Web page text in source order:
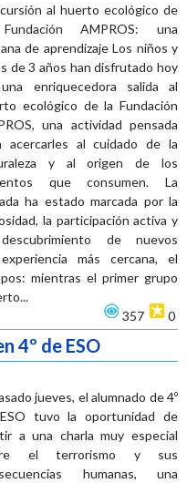
al huerto ecológico de
AMPROS: una
de aprendizaje Los niños y
de 3 años han disfrutado hoy
enriquecedora salida al
ecológico de la Fundación
una actividad pensada
acercarles al cuidado de la
y al origen de los
que consumen. La
ha estado marcada por la
la participación activa y
de nuevos
más cercana, el
mientras el primer grupo
357
0
4º de ESO
jueves, el alumnado de 4º
tuvo la oportunidad de
a una charla muy especial
el terrorismo y sus
humanas, una